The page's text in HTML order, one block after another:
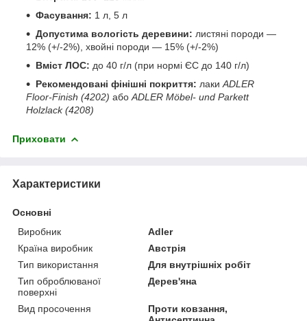
Фасування: 1 л, 5 л
Допустима вологість деревини: листяні породи —
12% (+/-2%), хвойні породи — 15% (+/-2%)
Вміст ЛОС: до 40 г/л (при нормі ЄС до 140 г/л)
Рекомендовані фінішні покриття: лаки ADLER
Floor-Finish (4202) або ADLER Möbel- und Parkett
Holzlack (4208)
Приховати
Характеристики
Основні
Виробник
Adler
Країна виробник
Австрія
Тип використання
Для внутрішніх робіт
Тип оброблюваної
поверхні
Дерев'яна
Вид просочення
Проти ковзання,